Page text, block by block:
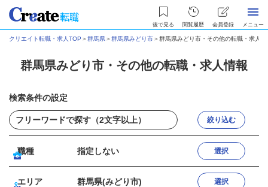
後で見る 閲覧履歴 会員登録 メニュー
クリエイト転職・求人TOP ＞群馬県＞群馬県みどり市＞群馬県みどり市・その他の転職・求人情
群馬県みどり市・その他の転職・求人情報
検索条件の設定
絞り込む
職種 指定しない 選択
エリア 群馬県(みどり市) 選択